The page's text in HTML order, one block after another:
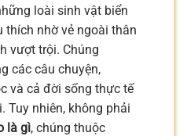
loài sinh vật biển
thích nhờ vẻ ngoài thân
vượt trội. Chúng
các câu chuyện,
và cả đời sống thực tế
Tuy nhiên, không phải
là gì, chúng thuộc